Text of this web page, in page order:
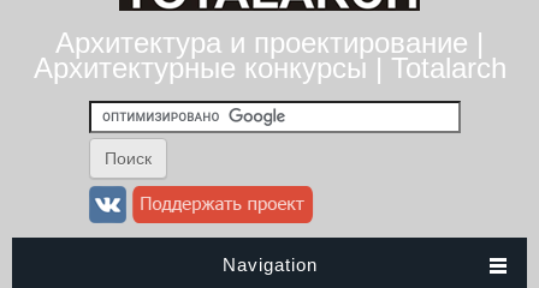
Архитектура и проектирование |
Архитектурные конкурсы | Totalarch
Navigation